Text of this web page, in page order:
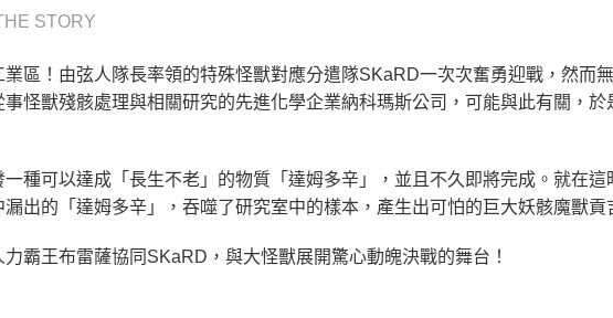
STORY
區！由弦人隊長率領的特殊怪獸對應分遣隊SKaRD一次次奮勇迎戰，然而
怪獸殘骸處理與相關研究的先進化學企業納科瑪斯公司，可能與此有關，
種可以達成「長生不老」的物質「達姆多辛」，並且不久即將完成。就在
出的「達姆多辛」，吞噬了研究室中的樣本，產生出可怕的巨大妖骸魔獸貢
霸王布雷薩協同SKaRD，與大怪獸展開驚心動魄決戰的舞台！